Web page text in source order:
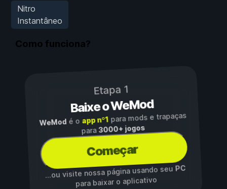
Nitro
Instantâneo
Como funciona?
Etapa 1
Baixe o WeMod
WeModé o app nº1para mods e trapaças
para3000+ jogos
Começar
...ou visite nossa página usando seuPC
para baixar o aplicativo